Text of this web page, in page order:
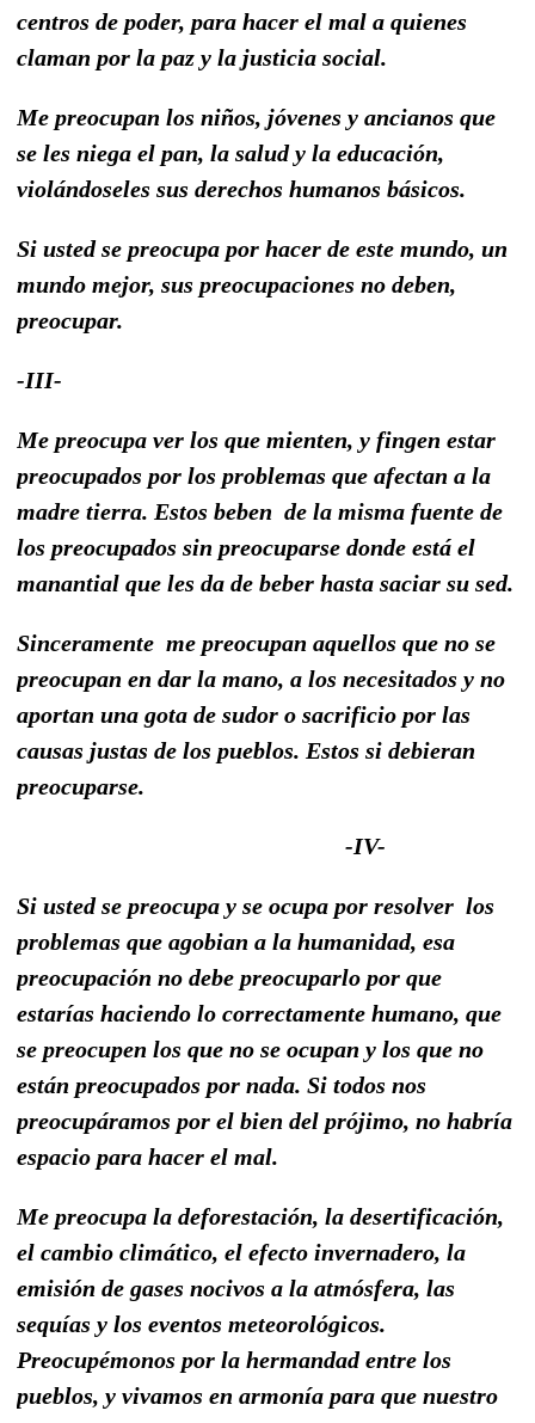
centros de poder, para hacer el mal a quienes
claman por la paz y la justicia social.
Me preocupan los niños, jóvenes y ancianos que
se les niega el pan, la salud y la educación,
violándoseles sus derechos humanos básicos.
Si usted se preocupa por hacer de este mundo, un
mundo mejor, sus preocupaciones no deben,
preocupar.
-III-
Me preocupa ver los que mienten, y fingen estar
preocupados por los problemas que afectan a la
madre tierra. Estos beben de la misma fuente de
los preocupados sin preocuparse donde está el
manantial que les da de beber hasta saciar su sed.
Sinceramente me preocupan aquellos que no se
preocupan en dar la mano, a los necesitados y no
aportan una gota de sudor o sacrificio por las
causas justas de los pueblos. Estos si debieran
preocuparse.
-IV-
Si usted se preocupa y se ocupa por resolver los
problemas que agobian a la humanidad, esa
preocupación no debe preocuparlo por que
estarías haciendo lo correctamente humano, que
se preocupen los que no se ocupan y los que no
están preocupados por nada. Si todos nos
preocupáramos por el bien del prójimo, no habría
espacio para hacer el mal.
Me preocupa la deforestación, la desertificación,
el cambio climático, el efecto invernadero, la
emisión de gases nocivos a la atmósfera, las
sequías y los eventos meteorológicos.
Preocupémonos por la hermandad entre los
pueblos, y vivamos en armonía para que nuestro